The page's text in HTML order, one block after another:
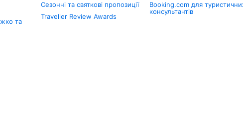
та
Сезонні та святкові пропозиції
Traveller Review Awards
Booking.com для
консультантів